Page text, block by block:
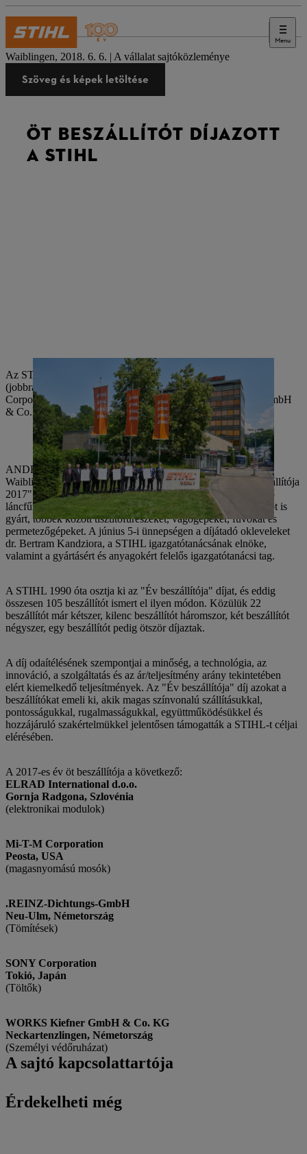
Menu
Sajtó
Waiblingen, 2018. 6. 6. | A vállalat sajtóközleménye
Szöveg és képek letöltése
ÖT BESZÁLLÍTÓT DÍJAZOTT
A STIHL
Az STIHL igazgatótanácsának elnöke dr. Bertram Kandziora
(jobbra) a 2017-es év beszállítóival (balról jobbra): Mi-T-M
Corporation, REINZ-Dichtungs-GmbH, WORKS Kiefner GmbH
& Co. KG, ELRAD International d.o.o., Sony Corporation.
ANDREAS STIHL AG & Co. KG, amelynek székhelye
Waiblingenben található, öt díjazottnak ítélte oda "Az év beszállítója
2017" díját. ANDREAS STIHL AG & Co. KG a világ vezető
láncfűrészgyártója, emellett számos más elektromos szerszámot is
gyárt, többek között tisztítófűrészeket, vágógépeket, fúvókat és
permetezőgépeket. A június 5-i ünnepségen a díjátadó okleveleket
dr. Bertram Kandziora, a STIHL igazgatótanácsának elnöke,
valamint a gyártásért és anyagokért felelős igazgatótanácsi tag.
A STIHL 1990 óta osztja ki az "Év beszállítója" díjat, és eddig
összesen 105 beszállítót ismert el ilyen módon. Közülük 22
beszállítót már kétszer, kilenc beszállítót háromszor, két beszállítót
négyszer, egy beszállítót pedig ötször díjaztak.
A díj odaítélésének szempontjai a minőség, a technológia, az
innováció, a szolgáltatás és az ár/teljesítmény arány tekintetében
elért kiemelkedő teljesítmények. Az "Év beszállítója" díj azokat a
beszállítókat emeli ki, akik magas színvonalú szállításukkal,
pontosságukkal, rugalmasságukkal, együttműködésükkel és
hozzájáruló szakértelmükkel jelentősen támogatták a STIHL-t céljai
elérésében.
A 2017-es év öt beszállítója a következő:
ELRAD International d.o.o.
Gornja Radgona, Szlovénia
(elektronikai modulok)
Mi-T-M Corporation
Peosta, USA
(magasnyomású mosók)
.REINZ-Dichtungs-GmbH
Neu-Ulm, Németország
(Tömítések)
SONY Corporation
Tokió, Japán
(Töltők)
WORKS Kiefner GmbH & Co. KG
Neckartenzlingen, Németország
(Személyi védőruházat)
A sajtó kapcsolattartója
Érdekelheti még